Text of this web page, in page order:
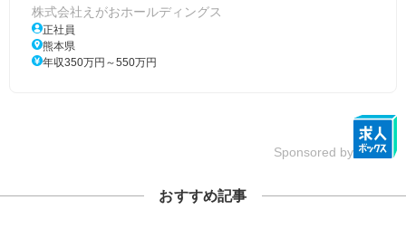
株式会社えがおホールディングス
正社員
熊本県
年収350万円～550万円
Sponsored by
おすすめ記事